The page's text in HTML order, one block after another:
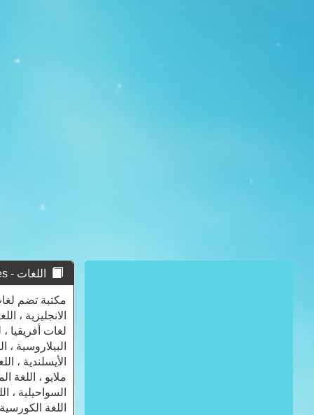
اللغات - languages
مكتبة تضم
الانجليزية ،
لغات أفريقيا ،
البيلاروسية ،
الأيسلندية ،
ملايو ، اللغة
السواحيلية ،
اللغة